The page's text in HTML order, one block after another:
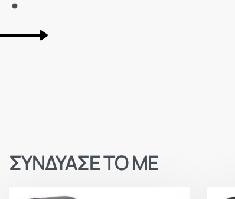
ΣΥΝΔΥΑΣΕ ΤΟ ΜΕ